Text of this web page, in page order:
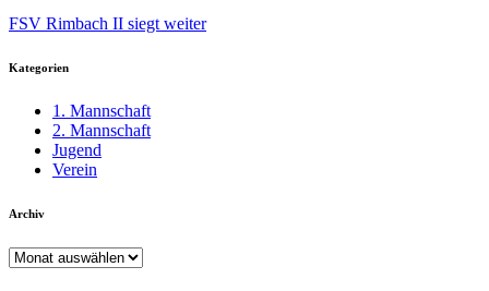
FSV Rimbach II siegt weiter
Kategorien
1. Mannschaft
2. Mannschaft
Jugend
Verein
Archiv
Archiv